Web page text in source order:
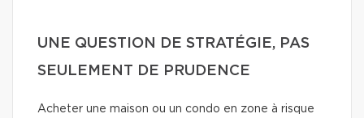
UNE QUESTION DE STRATÉGIE, PAS
SEULEMENT DE PRUDENCE
Acheter une maison ou un condo en zone à risque